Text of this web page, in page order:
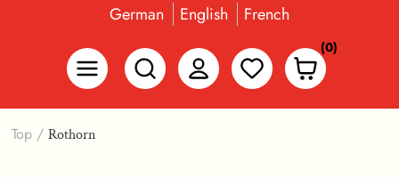
German English French
(0)
Top / Rothorn